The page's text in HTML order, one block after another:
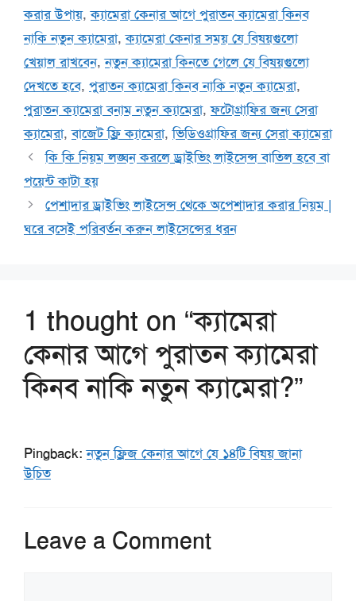
করার উপায়,ক্যামেরা কেনার আগে পুরাতন ক্যামেরা কিনব
নাকি নতুন ক্যামেরা,ক্যামেরা কেনার সময় যে বিষয়গুলো
খেয়াল রাখবেন,নতুন ক্যামেরা কিনতে গেলে যে বিষয়গুলো
দেখতে হবে, পুরাতন ক্যামেরা কিনব নাকি নতুন ক্যামেরা,
পুরাতন ক্যামেরা বনাম নতুন ক্যামেরা,ফটোগ্রাফির জন্য সেরা
ক্যামেরা,বাজেট ফ্রি ক্যামেরা,ভিডিওগ্রাফির জন্য সেরা ক্যামেরা
কি কি নিয়ম লঙ্ঘন করলে ড্রাইভিং লাইসেন্স বাতিল হবে বা
পয়েন্ট কাটা হয়
পেশাদার ড্রাইভিং লাইসেন্স থেকে অপেশাদার করার নিয়ম |
ঘরে বসেই পরিবর্তন করুন লাইসেন্সের ধরন
1 thought on “ক্যামেরা
কেনার আগে পুরাতন ক্যামেরা
কিনব নাকি নতুন ক্যামেরা?”
Pingback:নতুন ফ্রিজ কেনার আগে যে ১৪টি বিষয় জানা
উচিত
Leave a Comment